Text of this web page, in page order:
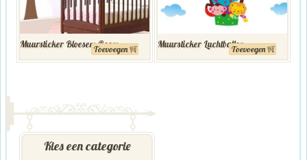
Muursticker Bloesem Boom
Toevoegen Muursticker LuchtballonToevoegen
Kies een categorie